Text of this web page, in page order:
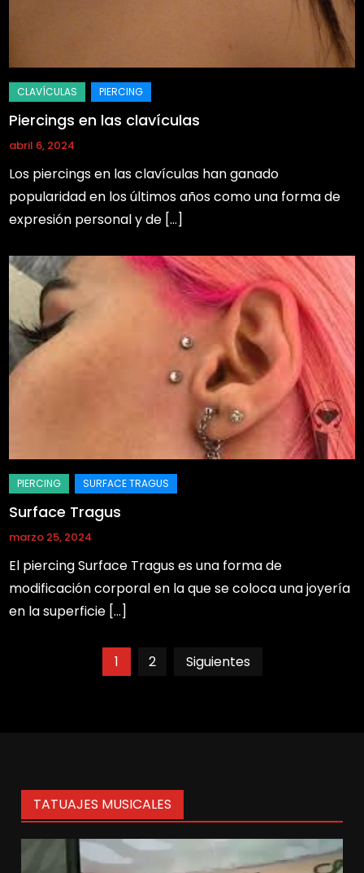
Piercings en las clavículas
abril 6, 2024
Los piercings en las clavículas han ganado
popularidad en los últimos años como una forma de
expresión personal y de […]
Surface Tragus
marzo 25, 2024
El piercing Surface Tragus es una forma de
modificación corporal en la que se coloca una joyería
en la superficie […]
Paginación
1 2 Siguientes
TATUAJES MUSICALES
Reproductor